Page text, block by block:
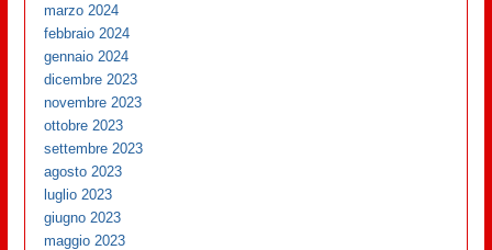
marzo 2024
febbraio 2024
gennaio 2024
dicembre 2023
novembre 2023
ottobre 2023
settembre 2023
agosto 2023
luglio 2023
giugno 2023
maggio 2023